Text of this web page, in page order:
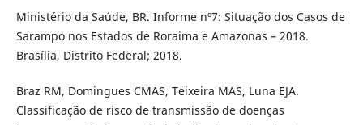
Ministério da Saúde, BR. Informe nº7: Situação dos Casos de
Sarampo nos Estados de Roraima e Amazonas – 2018.
Brasília, Distrito Federal; 2018.
Braz RM, Domingues CMAS, Teixeira MAS, Luna EJA.
Classificação de risco de transmissão de doenças